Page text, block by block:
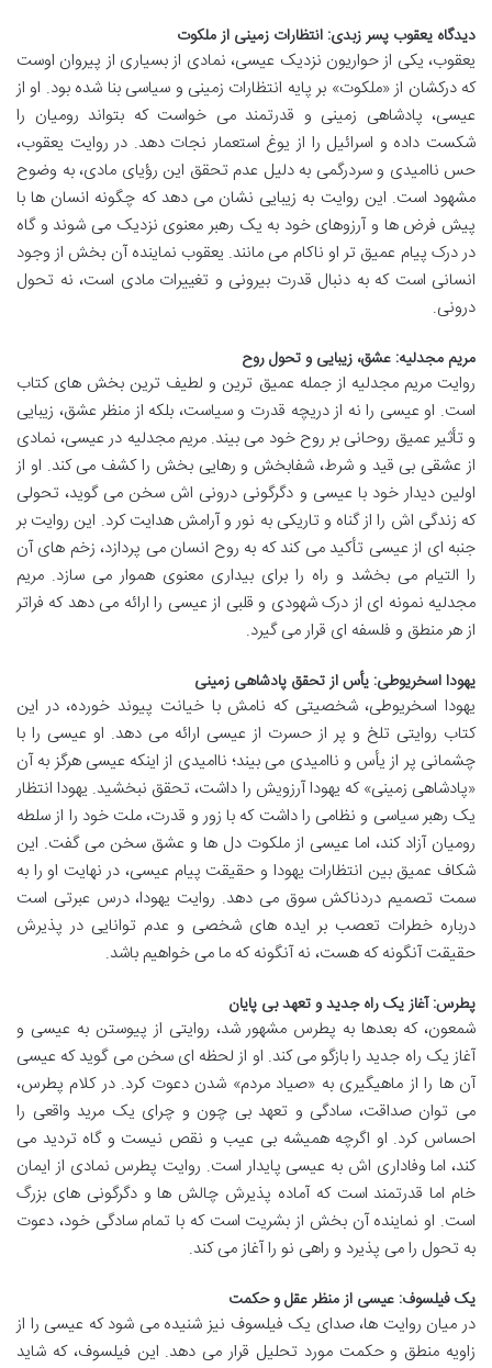
دیدگاه یعقوب پسر زبدی: انتظارات زمینی از ملکوت
یعقوب، یکی از حواریون نزدیک عیسی، نمادی از بسیاری از پیروان اوست
که درکشان از «ملکوت» بر پایه انتظارات زمینی و سیاسی بنا شده بود. او از
عیسی، پادشاهی زمینی و قدرتمند می خواست که بتواند رومیان را
شکست داده و اسرائیل را از یوغ استعمار نجات دهد. در روایت یعقوب،
حس ناامیدی و سردرگمی به دلیل عدم تحقق این رؤیای مادی، به وضوح
مشهود است. این روایت به زیبایی نشان می دهد که چگونه انسان ها با
پیش فرض ها و آرزوهای خود به یک رهبر معنوی نزدیک می شوند و گاه
در درک پیام عمیق تر او ناکام می مانند. یعقوب نماینده آن بخش از وجود
انسانی است که به دنبال قدرت بیرونی و تغییرات مادی است، نه تحول
درونی.
مریم مجدلیه: عشق، زیبایی و تحول روح
روایت مریم مجدلیه از جمله عمیق ترین و لطیف ترین بخش های کتاب
است. او عیسی را نه از دریچه قدرت و سیاست، بلکه از منظر عشق، زیبایی
و تأثیر عمیق روحانی بر روح خود می بیند. مریم مجدلیه در عیسی، نمادی
از عشقی بی قید و شرط، شفابخش و رهایی بخش را کشف می کند. او از
اولین دیدار خود با عیسی و دگرگونی درونی اش سخن می گوید، تحولی
که زندگی اش را از گناه و تاریکی به نور و آرامش هدایت کرد. این روایت بر
جنبه ای از عیسی تأکید می کند که به روح انسان می پردازد، زخم های آن
را التیام می بخشد و راه را برای بیداری معنوی هموار می سازد. مریم
مجدلیه نمونه ای از درک شهودی و قلبی از عیسی را ارائه می دهد که فراتر
از هر منطق و فلسفه ای قرار می گیرد.
یهودا اسخریوطی: یأس از تحقق پادشاهی زمینی
یهودا اسخریوطی، شخصیتی که نامش با خیانت پیوند خورده، در این
کتاب روایتی تلخ و پر از حسرت از عیسی ارائه می دهد. او عیسی را با
چشمانی پر از یأس و ناامیدی می بیند؛ ناامیدی از اینکه عیسی هرگز به آن
«پادشاهی زمینی» که یهودا آرزویش را داشت، تحقق نبخشید. یهودا انتظار
یک رهبر سیاسی و نظامی را داشت که با زور و قدرت، ملت خود را از سلطه
رومیان آزاد کند، اما عیسی از ملکوت دل ها و عشق سخن می گفت. این
شکاف عمیق بین انتظارات یهودا و حقیقت پیام عیسی، در نهایت او را به
سمت تصمیم دردناکش سوق می دهد. روایت یهودا، درس عبرتی است
درباره خطرات تعصب بر ایده های شخصی و عدم توانایی در پذیرش
حقیقت آنگونه که هست، نه آنگونه که ما می خواهیم باشد.
پطرس: آغاز یک راه جدید و تعهد بی پایان
شمعون، که بعدها به پطرس مشهور شد، روایتی از پیوستن به عیسی و
آغاز یک راه جدید را بازگو می کند. او از لحظه ای سخن می گوید که عیسی
آن ها را از ماهیگیری به «صیاد مردم» شدن دعوت کرد. در کلام پطرس،
می توان صداقت، سادگی و تعهد بی چون و چرای یک مرید واقعی را
احساس کرد. او اگرچه همیشه بی عیب و نقص نیست و گاه تردید می
کند، اما وفاداری اش به عیسی پایدار است. روایت پطرس نمادی از ایمان
خام اما قدرتمند است که آماده پذیرش چالش ها و دگرگونی های بزرگ
است. او نماینده آن بخش از بشریت است که با تمام سادگی خود، دعوت
به تحول را می پذیرد و راهی نو را آغاز می کند.
یک فیلسوف: عیسی از منظر عقل و حکمت
در میان روایت ها، صدای یک فیلسوف نیز شنیده می شود که عیسی را از
زاویه منطق و حکمت مورد تحلیل قرار می دهد. این فیلسوف، که شاید